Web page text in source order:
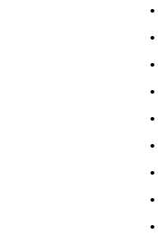
•
•
•
•
•
•
•
•
•